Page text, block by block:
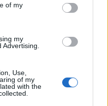
of my
my
Use,
of my
with the